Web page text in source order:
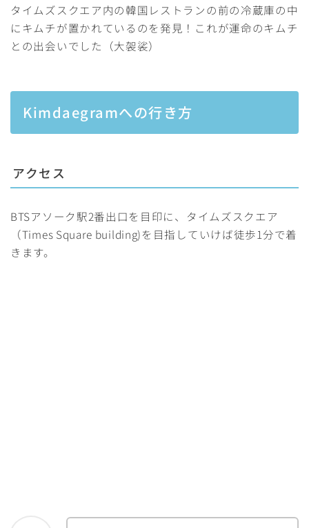
タイムズスクエア内の韓国レストランの前の冷蔵庫の中
にキムチが置かれているのを発見！これが運命のキムチ
との出会いでした（大袈裟）
Kimdaegramへの行き方
アクセス
BTSアソーク駅2番出口を目印に、タイムズスクエア
（Times Square building)を目指していけば徒歩1分で着
きます。